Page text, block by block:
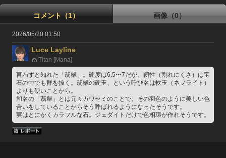
コメント（1） 画像（0）
2026/05/20 01:50
Luce Layline
Titan [Mana]
言わずと知れた「翡翠」。硬度は6.5〜7だが、靭性（割れにくさ）は宝
石の中でも群を抜く。翡翠の硬玉、という呼び名は軟玉（ネフライト）
よりも硬いことから。
和名の「翡翠」とは元々カワセミのことで、その羽色のように美しい色
合いをしていることからそう呼ばれるようになったそうです。
実はとにかくカラフルな石。ジェダイトだけで色相環が作れそうです。